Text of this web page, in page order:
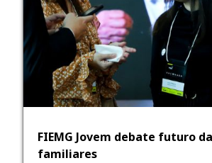
FIEMG Jovem debate futuro
familiares